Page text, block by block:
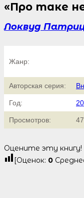
«Про таке
Локвуд
Жанр:
Авторская серия:
Год:
Просмотров:
Оцените эту книгу!
[Оценок: 0